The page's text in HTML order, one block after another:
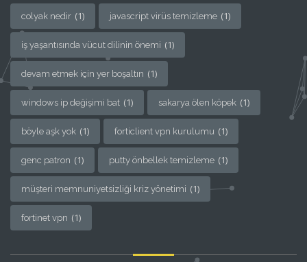
colyak nedir (1) javascript virüs temizleme (1)
iş yaşantısında vücut dilinin önemi (1)
devam etmek için yer boşaltın (1)
windows ip değişimi bat (1) sakarya ölen köpek (1)
böyle aşk yok (1) forticlient vpn kurulumu (1)
genc patron (1) putty önbellek temizleme (1)
müşteri memnuniyetsizliği kriz yönetimi (1)
fortinet vpn (1)